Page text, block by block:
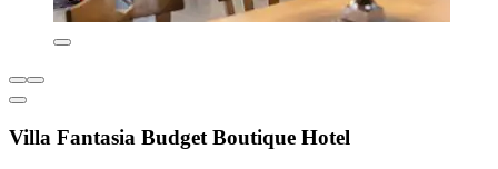
Villa Fantasia Budget Boutique Hotel